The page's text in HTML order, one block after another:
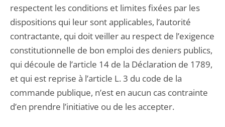
respectent les conditions et limites fixées par les
dispositions qui leur sont applicables, l’autorité
contractante, qui doit veiller au respect de l’exigence
constitutionnelle de bon emploi des deniers publics,
qui découle de l’article 14 de la Déclaration de 1789,
et qui est reprise à l’article L. 3 du code de la
commande publique, n’est en aucun cas contrainte
d’en prendre l’initiative ou de les accepter.